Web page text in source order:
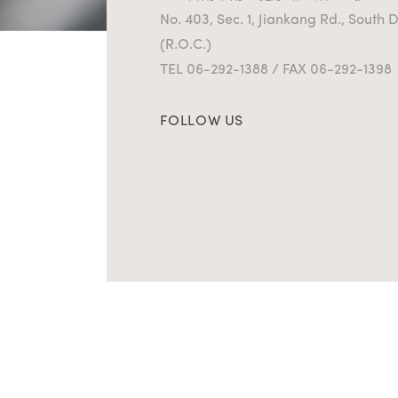
No. 403, Sec. 1, Jiankang Rd., South
(R.O.C.)
TEL 06-292-1388 / FAX 06-292-1398
FOLLOW US